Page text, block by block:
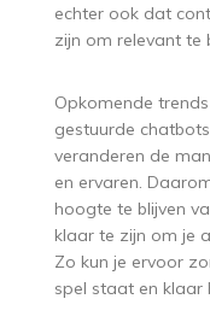
echter ook dat
zijn om relevant te
Opkomende
gestuurde
veranderen de
en ervaren.
hoogte te blijven
klaar te zijn om je
Zo kun je ervoor
spel staat en klaar